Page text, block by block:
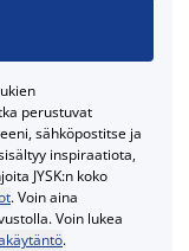
perustuvat
sähköpostitse ja
inspiraatiota,
JYSK:n koko
. Voin aina
Voin lukea
.